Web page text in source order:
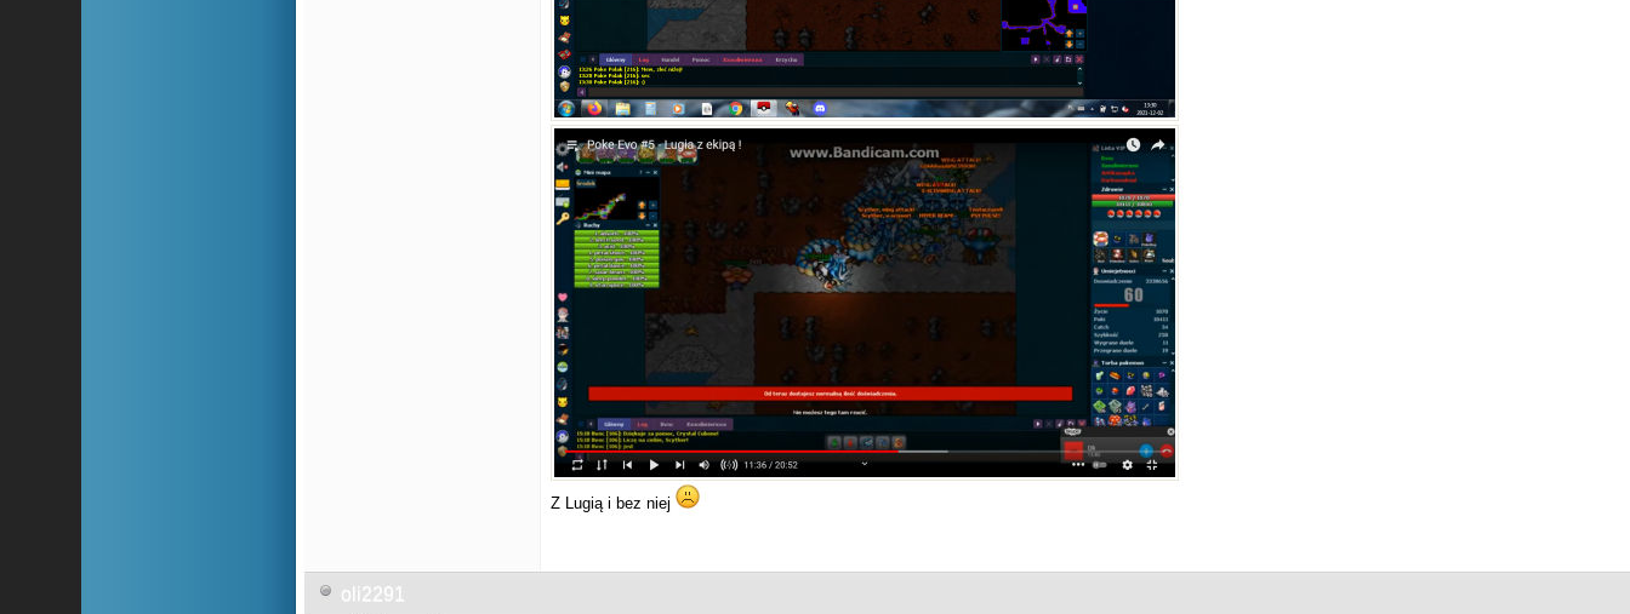
Z Lugią i bez niej
oli2291